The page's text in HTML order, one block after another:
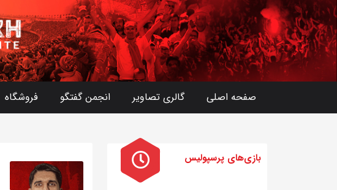
صفحه اصلی گالری تصاویر انجمن گفتگو فروشگاه
بازی های پرسپولیس